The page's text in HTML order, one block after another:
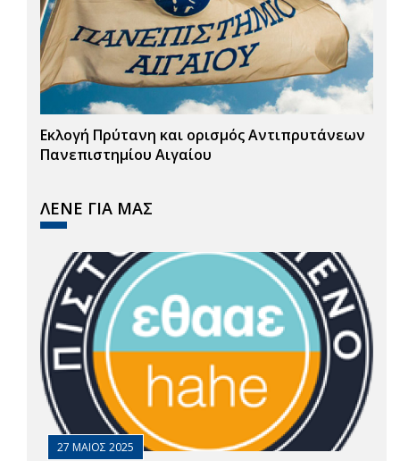
Εκλογή Πρύτανη και ορισμός Αντιπρυτάνεων
Πανεπιστημίου Αιγαίου
ΛΕΝΕ ΓΙΑ ΜΑΣ
27 ΜΑΙΟΣ 2025